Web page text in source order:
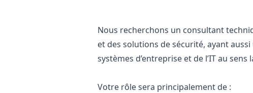
Nous recherchons un consultant
et des solutions de sécurité, ayant
systèmes d’entreprise et de l’IT au sens
Votre rôle sera principalement de :